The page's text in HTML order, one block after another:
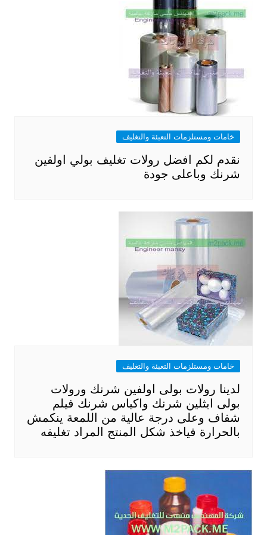
خامات ومستلزمات التعبئة والتغليف
نقدم لكم افضل رولات تغليف بولي اولفين
شرنك وباعلى جودة
خامات ومستلزمات التعبئة والتغليف
لدينا رولات بولى اولفين شرنك ورولات
بولى ايثلين شرنك واكياس شرنك فيلم
شفاف وعلى درجة عالية من اللمعة ينكمش
بالحرارة فياخذ شكل المنتج المراد تغليفه